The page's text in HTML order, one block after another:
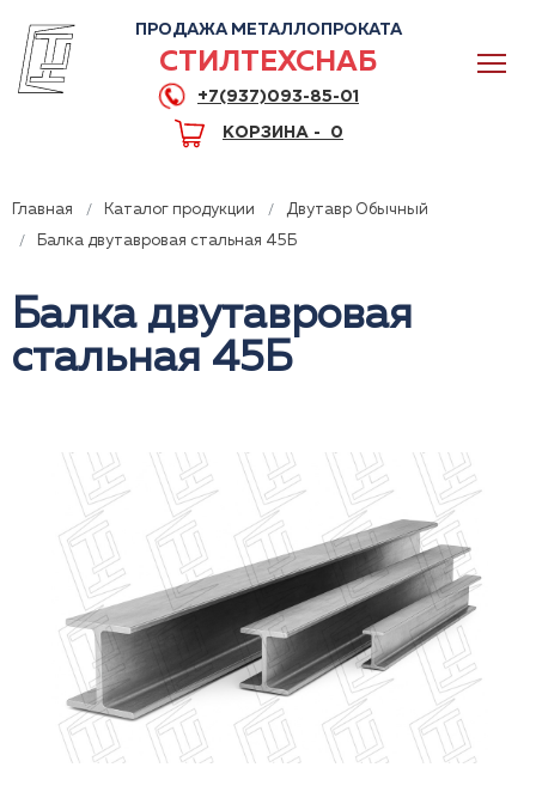
ПРОДАЖА МЕТАЛЛОПРОКАТА
СТИЛТЕХСНАБ
+7(937)093-85-01
КОРЗИНА - 0
Главная Каталог продукции
Двутавр Обычный
Балка двутавровая стальная 45Б
Балка двутавровая
стальная 45Б